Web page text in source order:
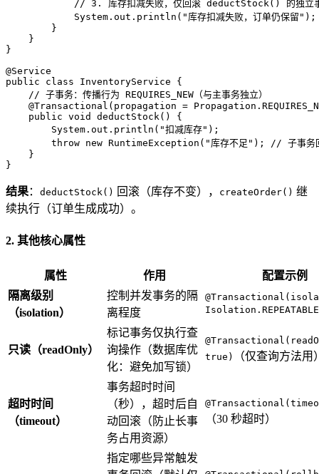
// 3. 库存扣减失败，仅回滚 deductStock() 的独立事
            System.out.println(
"库存扣减失败，订单仍保留" );
        }
    }
}
@Service
public
class InventoryService {
// 子事务：传播行为 REQUIRES_NEW（与主事务独立）
@Transactional(propagation =
public void deductStock ()
{
        System.out.println(
"扣减库存" );
throw new RuntimeException ( "库存不足" );
// 子事务
    }
}
结果： deductStock() 回滚（库存不变）， createOrder() 继
续执行（订单生成成功）。
2. 其他核心属性
属性 作用
配置示例
隔离级别
（isolation）
控制并发事务的隔
离程度
只读（readOnly）
标记事务仅执行查
询操作（数据库优
化：避免加写锁）
true)
（仅查询方法用
超时时间
（timeout）
事务超时时间
（秒），超时后自
动回滚（防止长事
务占用资源）
（30 秒超时）
指定哪些异常触发